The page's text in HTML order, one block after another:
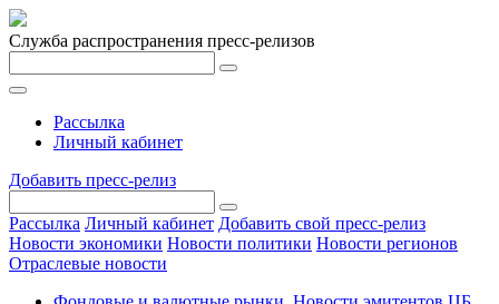
Служба распространения пресс-релизов
Рассылка
Личный кабинет
Добавить пресс-релиз
Рассылка Личный кабинет Добавить свой пресс-релиз
Новости экономики Новости политики Новости регионов
Отраслевые новости